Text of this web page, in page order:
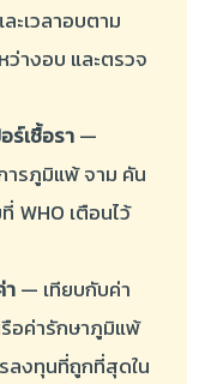
เวลาอบตาม
างอบ และตรวจ
เชื้อรา—
รภูมิแพ้ จาม คัน
WHO เตือนไว้
— เทียบกับค่า
รือค่ารักษาภูมิแพ้
ลงทุนที่ถูกที่สุดใน